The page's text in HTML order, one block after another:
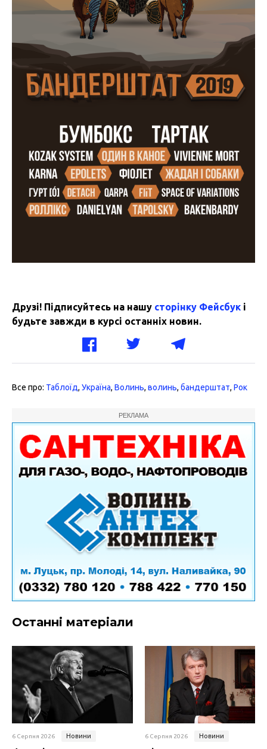
Друзі! Підписуйтесь на нашу сторінку Фейсбук і
будьте завжди в курсі останніх новин.
Все про: Таблоїд, Україна, Волинь, волинь, бандерштат, Рок
РЕКЛАМА
Останні матеріали
6 Серпня 2026 Новини 6 Серпня 2026 Новини